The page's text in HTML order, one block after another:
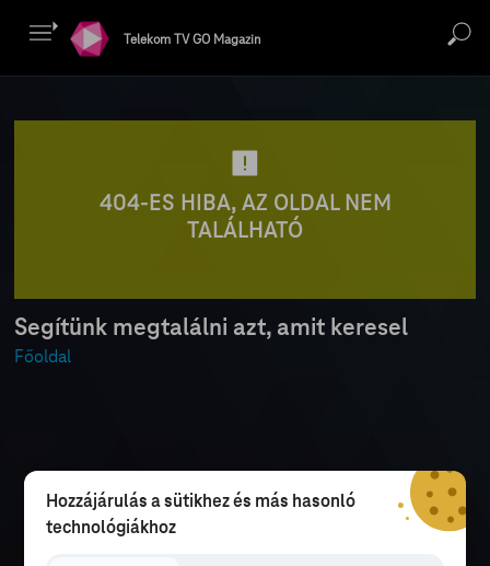
Telekom TV GO Magazin
404-ES HIBA, AZ OLDAL NEM
TALÁLHATÓ
Segítünk megtalálni azt, amit keresel
Főoldal
Hozzájárulás a sütikhez és más hasonló
technológiákhoz